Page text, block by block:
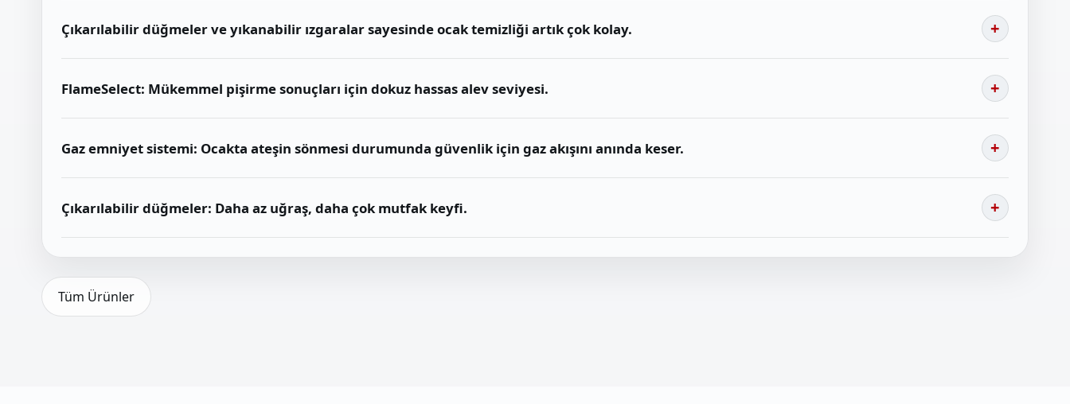
Çıkarılabilir düğmeler ve yıkanabilir ızgaralar sayesinde ocak temizliği artık çok kolay.
FlameSelect: Mükemmel pişirme sonuçları için dokuz hassas alev seviyesi.
Gaz emniyet sistemi: Ocakta ateşin sönmesi durumunda güvenlik için gaz akışını anında keser.
Çıkarılabilir düğmeler: Daha az uğraş, daha çok mutfak keyfi.
Tüm Ürünler